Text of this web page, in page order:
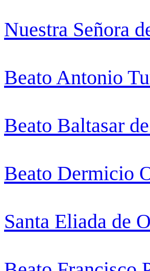
Nuestra Señora
Beato Antonio
Beato Baltasar
Beato Dermicio
Santa Eliada de